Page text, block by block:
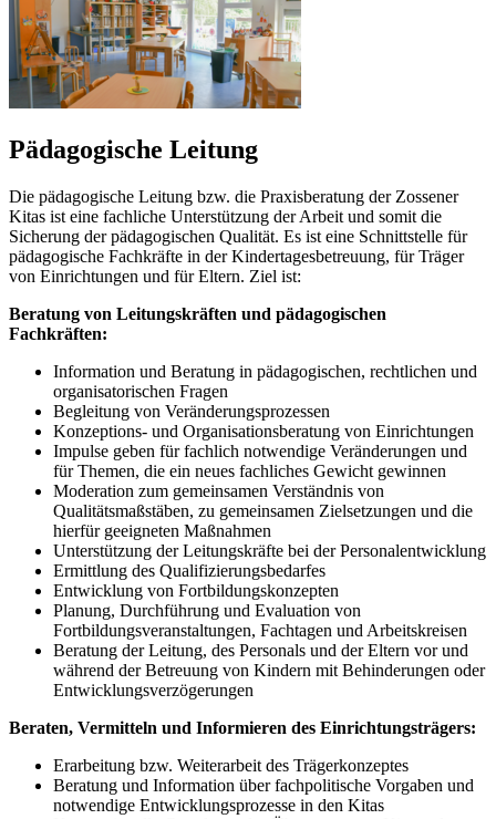
Pädagogische Leitung
Die pädagogische Leitung bzw. die Praxisberatung der Zossener
Kitas ist eine fachliche Unterstützung der Arbeit und somit die
Sicherung der pädagogischen Qualität. Es ist eine Schnittstelle für
pädagogische Fachkräfte in der Kindertagesbetreuung, für Träger
von Einrichtungen und für Eltern. Ziel ist:
Beratung von Leitungskräften und pädagogischen
Fachkräften:
Information und Beratung in pädagogischen, rechtlichen und
organisatorischen Fragen
Begleitung von Veränderungsprozessen
Konzeptions- und Organisationsberatung von Einrichtungen
Impulse geben für fachlich notwendige Veränderungen und
für Themen, die ein neues fachliches Gewicht gewinnen
Moderation zum gemeinsamen Verständnis von
Qualitätsmaßstäben, zu gemeinsamen Zielsetzungen und die
hierfür geeigneten Maßnahmen
Unterstützung der Leitungskräfte bei der Personalentwicklung
Ermittlung des Qualifizierungsbedarfes
Entwicklung von Fortbildungskonzepten
Planung, Durchführung und Evaluation von
Fortbildungsveranstaltungen, Fachtagen und Arbeitskreisen
Beratung der Leitung, des Personals und der Eltern vor und
während der Betreuung von Kindern mit Behinderungen oder
Entwicklungsverzögerungen
Beraten, Vermitteln und Informieren des Einrichtungsträgers:
Erarbeitung bzw. Weiterarbeit des Trägerkonzeptes
Beratung und Information über fachpolitische Vorgaben und
notwendige Entwicklungsprozesse in den Kitas